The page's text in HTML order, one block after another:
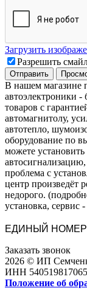
Загрузить
Разрешить
В нашем магазине
автоэлектроники -
товаров с
автомагнитолу,
автотепло,
оборудование по
можете установить
проблема с
центр произведёт
недорого.
установка, сервис
ЕДИНЫЙ
Заказать звонок
2026 © ИП
ИНН
Положение об